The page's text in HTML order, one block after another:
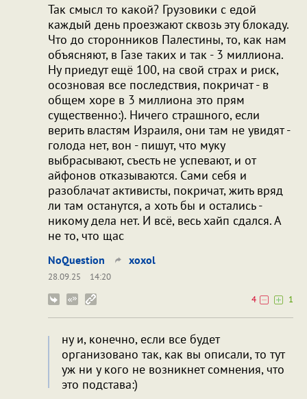
Так смысл то какой? Грузовики с едой
каждый день проезжают сквозь эту блокаду.
Что до сторонников Палестины, то, как нам
объясняют, в Газе таких и так - 3 миллиона.
Ну приедут ещё 100, на свой страх и риск,
осозновая все последствия, покричат - в
общем хоре в 3 миллиона это прям
существенно:). Ничего страшного, если
верить властям Израиля, они там не увидят -
голода нет, вон - пишут, что муку
выбрасывают, съесть не успевают, и от
айфонов отказываются. Сами себя и
разоблачат активисты, покричат, жить вряд
ли там останутся, а хоть бы и остались -
никому дела нет. И всё, весь хайп сдался. А
не то, что щас
NoQuestion xoxol
28.09.25
14:20
4
1
ну и, конечно, если все будет
организовано так, как вы описали, то тут
уж ни у кого не возникнет сомнения, что
это подстава:)